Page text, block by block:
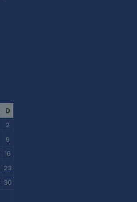
D
2
9
16
23
30